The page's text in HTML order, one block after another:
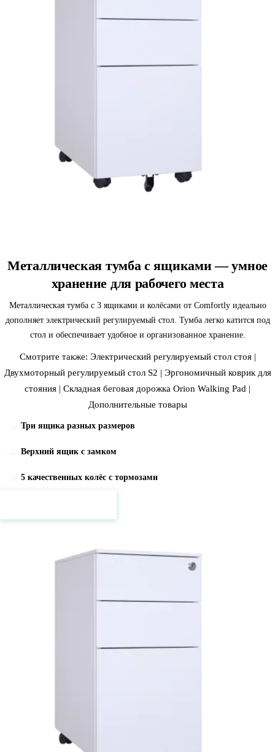
Металлическая тумба с ящиками — умное
хранение для рабочего места
Металлическая тумба с 3 ящиками и колёсами от Comfortly идеально
дополняет электрический регулируемый стол. Тумба легко катится под
стол и обеспечивает удобное и организованное хранение.
Смотрите также: Электрический регулируемый стол стоя|
Двухмоторный регулируемый стол S2 | Эргономичный коврик для
стояния | Складная беговая дорожка Orion Walking Pad |
Дополнительные товары
Три ящика разных размеров
Верхний ящик с замком
5 качественных колёс с тормозами